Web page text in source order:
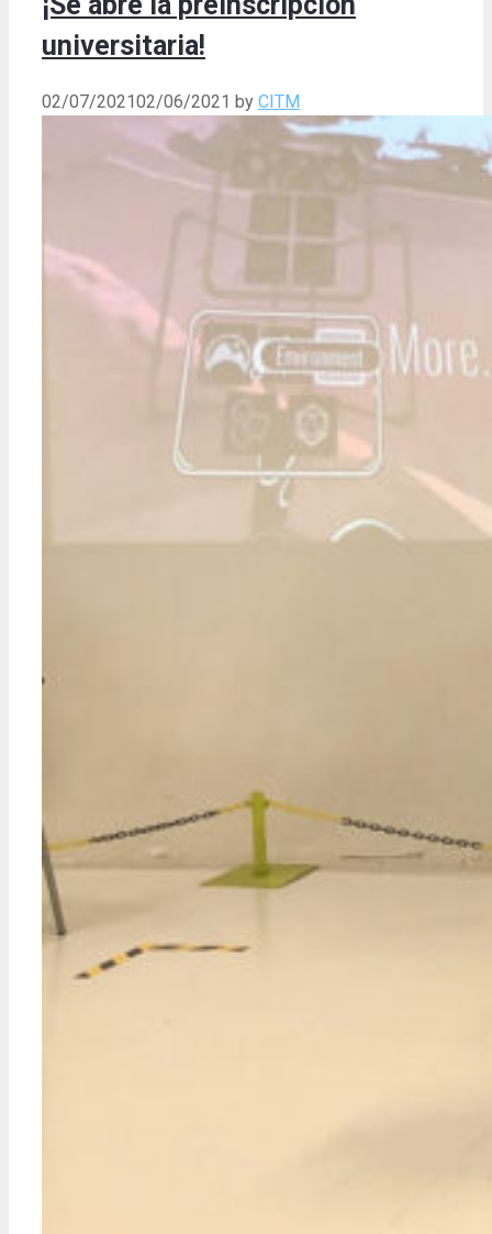
universitaria!
02/07/202102/06/2021 by CITM